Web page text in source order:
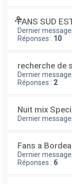
FANS SUD
Dernier
Réponses : 10
recherche de
Dernier
Réponses : 2
Nuit mix
Dernier
Fans a
Dernier
Réponses : 6